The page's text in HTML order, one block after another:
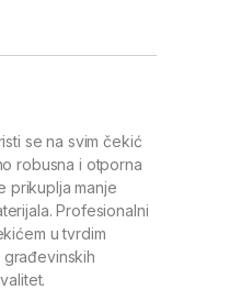
se na svim čekić
robusna i otporna
prikuplja manje
Profesionalni
u tvrdim
građevinskih